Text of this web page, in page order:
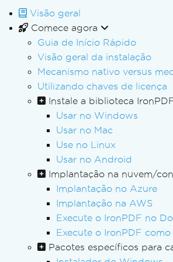
Visão geral
Comece agora
Guia de Início Rápido
Visão geral da instalação
Mecanismo nativo versus
Utilizando chaves de licença
Instale a biblioteca
Usar no Windows
Usar no Mac
Use no Linux
Usar no Android
Implantação na nuvem/
Implantação no Azure
Implantação na AWS
Execute o IronPDF no
Execute o IronPDF
Pacotes específicos para